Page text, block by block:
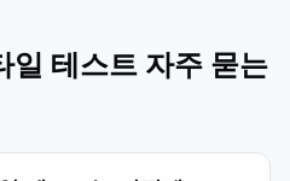
일 테스트 자주 묻는